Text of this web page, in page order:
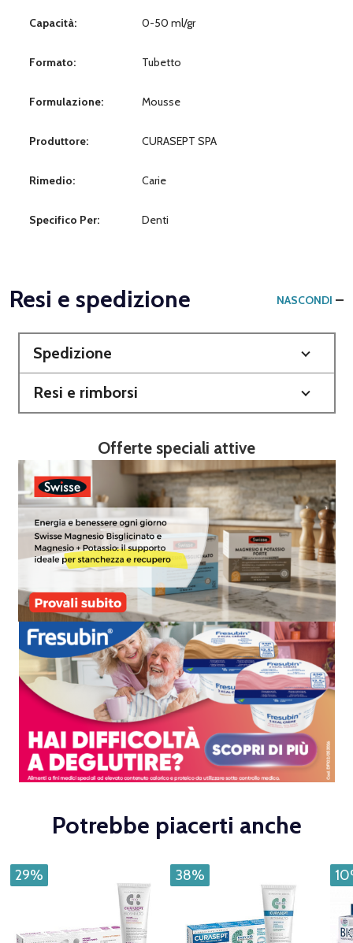
Capacità: 0-50 ml/gr
Formato: Tubetto
Formulazione: Mousse
Produttore: CURASEPT SPA
Rimedio: Carie
Specifico Per: Denti
Resi e spedizione NASCONDI
Spedizione
Resi e rimborsi
Offerte speciali attive
Potrebbe piacerti anche
29% 38%